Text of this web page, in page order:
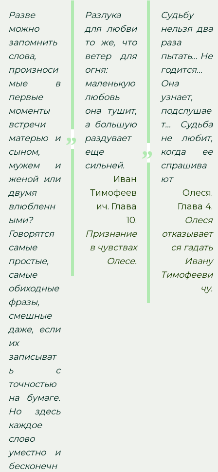
Разве
можно
запомнить
слова,
произноси
мые в
первые
моменты
встречи
матерью и
сыном,
мужем и
женой или
двумя
влюбленн
ыми?
Говорятся
самые
простые,
самые
обиходные
фразы,
смешные
даже, если
их
записыват
ь с
точностью
на бумаге.
Но здесь
каждое
слово
уместно и
бесконечн
Разлука
для любви
то же, что
ветер для
огня:
маленькую
любовь
она тушит,
а большую
раздувает
еще
сильней.
Иван
Тимофеев
ич. Глава
10.
Признание
в чувствах
Олесе.
Судьбу
нельзя два
раза
пытать… Не
годится…
Она
узнает,
подслушае
т… Судьба
не любит,
когда ее
спрашива
ют
Олеся.
Глава 4.
Олеся
отказывает
ся гадать
Ивану
Тимофееви
чу.